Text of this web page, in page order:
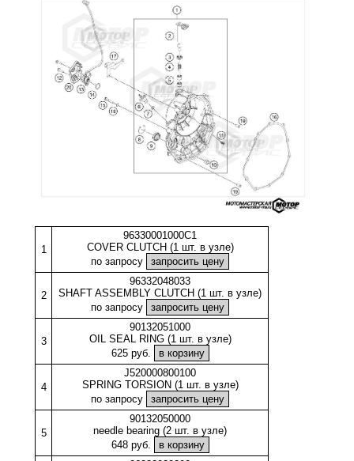
1
96330001000C1
COVER CLUTCH (1 шт. в узле)
по запросу
2
96332048033
SHAFT ASSEMBLY CLUTCH (1 шт. в узле)
по запросу
3
90132051000
OIL SEAL RING (1 шт. в узле)
625 руб.
4
J520000800100
SPRING TORSION (1 шт. в узле)
по запросу
5
90132050000
needle bearing (2 шт. в узле)
648 руб.